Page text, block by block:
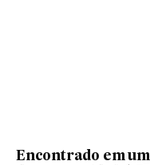
Encontrado em